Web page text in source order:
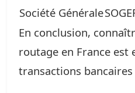
Société Générale
En conclusion,
routage en France est
transactions